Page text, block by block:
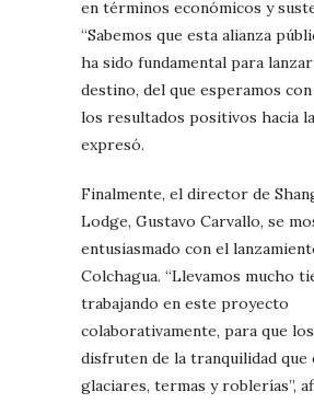
en términos económicos y
“Sabemos que esta alianza
ha sido fundamental para
destino, del que esperamos
los resultados positivos hacia la
expresó.
Finalmente, el director de
Lodge, Gustavo Carvallo, se
entusiasmado con el
Colchagua. “Llevamos mucho
trabajando en este proyecto
colaborativamente, para que
disfruten de la tranquilidad que
glaciares, termas y roblerías”,